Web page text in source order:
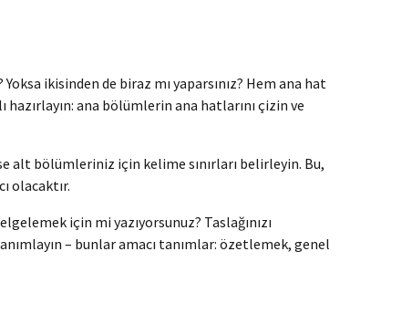
ikisinden de biraz mı yaparsınız? Hem ana hat
ana bölümlerin ana hatlarını çizin ve
alt bölümleriniz için kelime sınırları belirleyin. Bu,
olacaktır.
için mi yazıyorsunuz? Taslağınızı
– bunlar amacı tanımlar: özetlemek, genel